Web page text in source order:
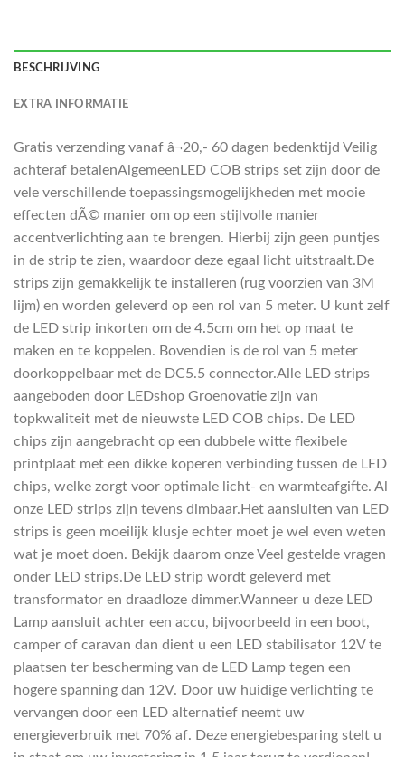
BESCHRIJVING
EXTRA INFORMATIE
Gratis verzending vanaf â¬20,- 60 dagen bedenktijd Veilig
achteraf betalenAlgemeenLED COB strips set zijn door de
vele verschillende toepassingsmogelijkheden met mooie
effecten dÃ© manier om op een stijlvolle manier
accentverlichting aan te brengen. Hierbij zijn geen puntjes
in de strip te zien, waardoor deze egaal licht uitstraalt.De
strips zijn gemakkelijk te installeren (rug voorzien van 3M
lijm) en worden geleverd op een rol van 5 meter. U kunt zelf
de LED strip inkorten om de 4.5cm om het op maat te
maken en te koppelen. Bovendien is de rol van 5 meter
doorkoppelbaar met de DC5.5 connector.Alle LED strips
aangeboden door LEDshop Groenovatie zijn van
topkwaliteit met de nieuwste LED COB chips. De LED
chips zijn aangebracht op een dubbele witte flexibele
printplaat met een dikke koperen verbinding tussen de LED
chips, welke zorgt voor optimale licht- en warmteafgifte. Al
onze LED strips zijn tevens dimbaar.Het aansluiten van LED
strips is geen moeilijk klusje echter moet je wel even weten
wat je moet doen. Bekijk daarom onze Veel gestelde vragen
onder LED strips.De LED strip wordt geleverd met
transformator en draadloze dimmer.Wanneer u deze LED
Lamp aansluit achter een accu, bijvoorbeeld in een boot,
camper of caravan dan dient u een LED stabilisator 12V te
plaatsen ter bescherming van de LED Lamp tegen een
hogere spanning dan 12V. Door uw huidige verlichting te
vervangen door een LED alternatief neemt uw
energieverbruik met 70% af. Deze energiebesparing stelt u